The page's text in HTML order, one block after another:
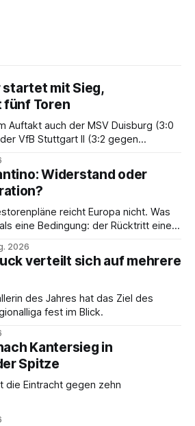
startet mit Sieg,
fünf Toren
Auftakt auch der MSV Duisburg (3:0
VfB Stuttgart II (3:2 gegen
Widerstand oder
reicht Europa nicht. Was
eine Bedingung: der Rücktritt eines
2026
verteilt sich auf mehrere
des Jahres hat das Ziel des
fest im Blick.
Kantersieg in
Spitze
die Eintracht gegen zehn